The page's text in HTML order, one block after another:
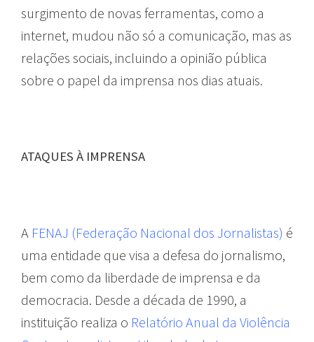
surgimento de novas ferramentas, como a
internet, mudou não só a comunicação, mas as
relações sociais, incluindo a opinião pública
sobre o papel da imprensa nos dias atuais.
ATAQUES À IMPRENSA
A FENAJ (Federação Nacional dos Jornalistas) é
uma entidade que visa a defesa do jornalismo,
bem como da liberdade de imprensa e da
democracia. Desde a década de 1990, a
instituição realiza o Relatório Anual da Violência